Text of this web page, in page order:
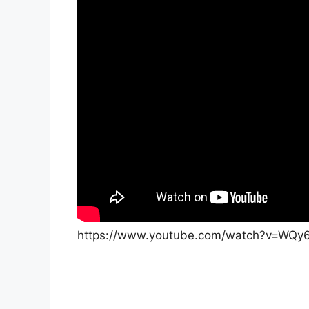
https://www.youtube.com/